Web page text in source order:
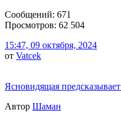
Сообщений: 671
Просмотров: 62 504
15:47, 09 октября, 2024
от Vatcek
Ясновидящая
Автор Шаман